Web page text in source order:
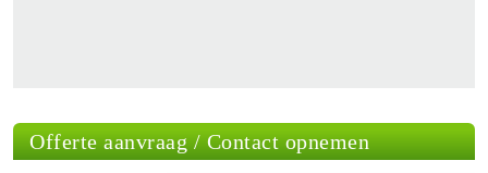
Offerte aanvraag / Contact opnemen